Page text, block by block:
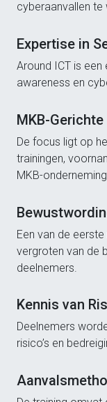
cyberaanvallen te
Expertise in
Around ICT is
awareness en
MKB-
De focus ligt op
trainingen,
MKB-
Een van de
vergroten van de
deelnemers.
Kennis van
Deelnemers
risico’s en